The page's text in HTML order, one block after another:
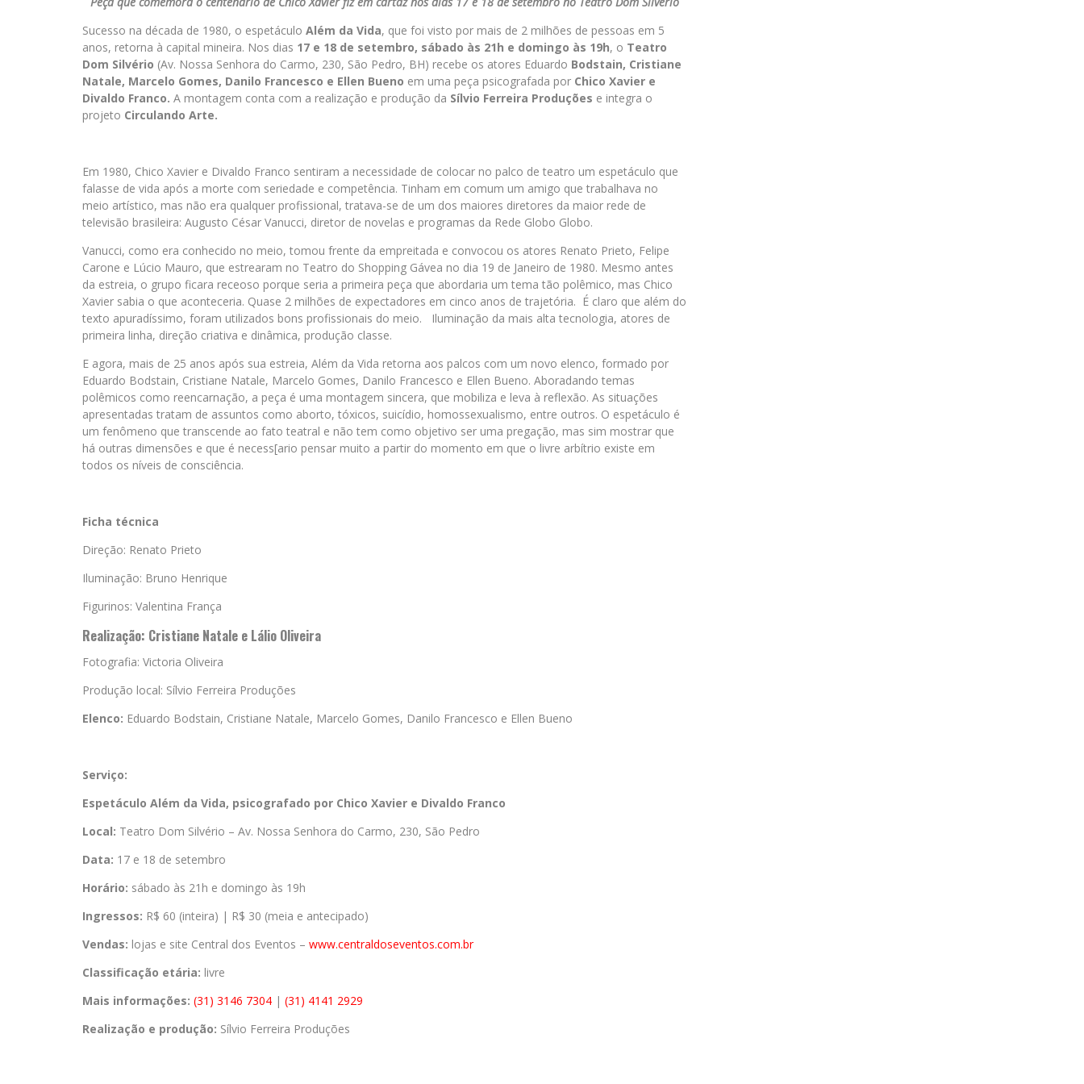
Sucesso na década de 1980, o espetáculo Além da Vida, que foi visto por mais de 2 milhões de pessoas em 5
anos, retorna à capital mineira. Nos dias 17 e 18 de setembro, sábado às 21h e domingo às 19h, o Teatro
Dom Silvério (Av. Nossa Senhora do Carmo, 230, São Pedro, BH) recebe os atores Eduardo Bodstain, Cristiane
Natale, Marcelo Gomes, Danilo Francesco e Ellen Bueno em uma peça psicografada por Chico Xavier e
Divaldo Franco. A montagem conta com a realização e produção da Sílvio Ferreira Produções e integra o
projeto Circulando Arte.
Em 1980, Chico Xavier e Divaldo Franco sentiram a necessidade de colocar no palco de teatro um espetáculo que
falasse de vida após a morte com seriedade e competência. Tinham em comum um amigo que trabalhava no
meio artístico, mas não era qualquer profissional, tratava-se de um dos maiores diretores da maior rede de
televisão brasileira: Augusto César Vanucci, diretor de novelas e programas da Rede Globo Globo.
Vanucci, como era conhecido no meio, tomou frente da empreitada e convocou os atores Renato Prieto, Felipe
Carone e Lúcio Mauro, que estrearam no Teatro do Shopping Gávea no dia 19 de Janeiro de 1980. Mesmo antes
da estreia, o grupo ficara receoso porque seria a primeira peça que abordaria um tema tão polêmico, mas Chico
Xavier sabia o que aconteceria. Quase 2 milhões de expectadores em cinco anos de trajetória. É claro que além do
texto apuradíssimo, foram utilizados bons profissionais do meio. Iluminação da mais alta tecnologia, atores de
primeira linha, direção criativa e dinâmica, produção classe.
E agora, mais de 25 anos após sua estreia, Além da Vida retorna aos palcos com um novo elenco, formado por
Eduardo Bodstain, Cristiane Natale, Marcelo Gomes, Danilo Francesco e Ellen Bueno. Aboradando temas
polêmicos como reencarnação, a peça é uma montagem sincera, que mobiliza e leva à reflexão. As situações
apresentadas tratam de assuntos como aborto, tóxicos, suicídio, homossexualismo, entre outros. O espetáculo é
um fenômeno que transcende ao fato teatral e não tem como objetivo ser uma pregação, mas sim mostrar que
há outras dimensões e que é necess[ario pensar muito a partir do momento em que o livre arbítrio existe em
todos os níveis de consciência.
Ficha técnica
Direção: Renato Prieto
Iluminação: Bruno Henrique
Figurinos: Valentina França
Realização: Cristiane Natale e Lálio Oliveira
Fotografia: Victoria Oliveira
Produção local: Sílvio Ferreira Produções
Elenco: Eduardo Bodstain, Cristiane Natale, Marcelo Gomes, Danilo Francesco e Ellen Bueno
Serviço:
Espetáculo Além da Vida, psicografado por Chico Xavier e Divaldo Franco
Local: Teatro Dom Silvério – Av. Nossa Senhora do Carmo, 230, São Pedro
Data: 17 e 18 de setembro
Horário: sábado às 21h e domingo às 19h
Ingressos: R$ 60 (inteira) | R$ 30 (meia e antecipado)
Vendas: lojas e site Central dos Eventos – www.centraldoseventos.com.br
Classificação etária: livre
Mais informações: (31) 3146 7304 | (31) 4141 2929
Realização e produção: Sílvio Ferreira Produções